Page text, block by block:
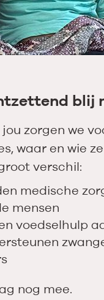
blij
zorgen we
waar en wie
verschil:
medische
mensen
voedselhulp
nog mee.